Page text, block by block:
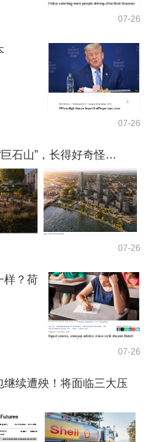
07-26
07-26
石山”，长得好奇怪…
07-26
样？荷
07-26
续遭殃！将面临三大压